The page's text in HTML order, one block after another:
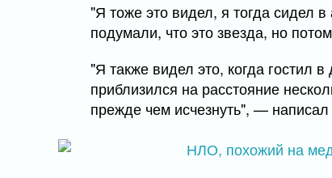
"Я тоже это видел, я тогда сидел
подумали, что это звезда, но
"Я также видел это, когда гостил
приблизился на расстояние
прежде чем исчезнуть", — написал